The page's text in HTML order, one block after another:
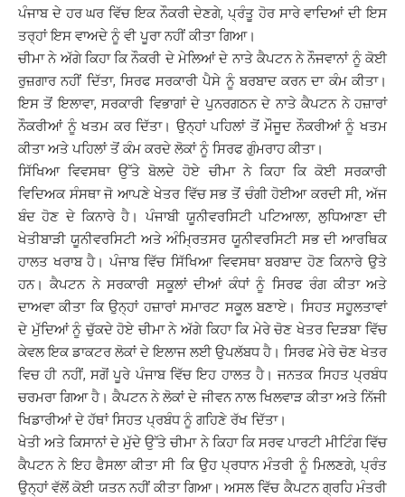
ਪੰਜਾਬ ਦੇ ਹਰ ਘਰ ਵਿੱਚ ਇਕ ਨੌਕਰੀ ਦੇਣਗੇ, ਪ੍ਰੰਤੂ ਹੋਰ ਸਾਰੇ ਵਾਦਿਆਂ ਦੀ ਇਸ
ਤਰ੍ਹਾਂ ਇਸ ਵਾਅਦੇ ਨੂੰ ਵੀ ਪੂਰਾ ਨਹੀਂ ਕੀਤਾ ਗਿਆ।
ਚੀਮਾ ਨੇ ਅੱਗੇ ਕਿਹਾ ਕਿ ਨੌਕਰੀ ਦੇ ਮੇਲਿਆਂ ਦੇ ਨਾਤੇ ਕੈਪਟਨ ਨੇ ਨੌਜਵਾਨਾਂ ਨੂੰ ਕੋਈ
ਰੁਜ਼ਗਾਰ ਨਹੀਂ ਦਿੱਤਾ, ਸਿਰਫ ਸਰਕਾਰੀ ਪੈਸੇ ਨੂੰ ਬਰਬਾਦ ਕਰਨ ਦਾ ਕੰਮ ਕੀਤਾ।
ਇਸ ਤੋਂ ਇਲਾਵਾ, ਸਰਕਾਰੀ ਵਿਭਾਗਾਂ ਦੇ ਪੁਨਰਗਠਨ ਦੇ ਨਾਤੇ ਕੈਪਟਨ ਨੇ ਹਜ਼ਾਰਾਂ
ਨੌਕਰੀਆਂ ਨੂੰ ਖਤਮ ਕਰ ਦਿੱਤਾ। ਉਨ੍ਹਾਂ ਪਹਿਲਾਂ ਤੋਂ ਮੌਜੂਦ ਨੌਕਰੀਆਂ ਨੂੰ ਖਤਮ
ਕੀਤਾ ਅਤੇ ਪਹਿਲਾਂ ਤੋਂ ਕੰਮ ਕਰਦੇ ਲੋਕਾਂ ਨੂੰ ਸਿਰਫ ਗੁੰਮਰਾਹ ਕੀਤਾ।
ਸਿੱਖਿਆ ਵਿਵਸਥਾ ਉੱਤੇ ਬੋਲਦੇ ਹੋਏ ਚੀਮਾ ਨੇ ਕਿਹਾ ਕਿ ਕੋਈ ਸਰਕਾਰੀ
ਵਿਦਿਅਕ ਸੰਸਥਾ ਜੋ ਆਪਣੇ ਖੇਤਰ ਵਿੱਚ ਸਭ ਤੋਂ ਚੰਗੀ ਹੋਈਆ ਕਰਦੀ ਸੀ, ਅੱਜ
ਬੰਦ ਹੋਣ ਦੇ ਕਿਨਾਰੇ ਹੈ। ਪੰਜਾਬੀ ਯੂਨੀਵਰਸਿਟੀ ਪਟਿਆਲਾ, ਲੁਧਿਆਣਾ ਦੀ
ਖੇਤੀਬਾੜੀ ਯੂਨੀਵਰਸਿਟੀ ਅਤੇ ਅੰਮ੍ਰਿਤਸਰ ਯੂਨੀਵਰਸਿਟੀ ਸਭ ਦੀ ਆਰਥਿਕ
ਹਾਲਤ ਖਰਾਬ ਹੈ। ਪੰਜਾਬ ਵਿੱਚ ਸਿੱਖਿਆ ਵਿਵਸਥਾ ਬਰਬਾਦ ਹੋਣ ਕਿਨਾਰੇ ਉਤੇ
ਹਨ। ਕੈਪਟਨ ਨੇ ਸਰਕਾਰੀ ਸਕੂਲਾਂ ਦੀਆਂ ਕੰਧਾਂ ਨੂੰ ਸਿਰਫ ਰੰਗ ਕੀਤਾ ਅਤੇ
ਦਾਅਵਾ ਕੀਤਾ ਕਿ ਉਨ੍ਹਾਂ ਹਜ਼ਾਰਾਂ ਸਮਾਰਟ ਸਕੂਲ ਬਣਾਏ। ਸਿਹਤ ਸਹੂਲਤਾਵਾਂ
ਦੇ ਮੁੱਦਿਆਂ ਨੂੰ ਚੁੱਕਦੇ ਹੋਏ ਚੀਮਾ ਨੇ ਅੱਗੇ ਕਿਹਾ ਕਿ ਮੇਰੇ ਚੋਣ ਖੇਤਰ ਦਿੜਬਾ ਵਿੱਚ
ਕੇਵਲ ਇਕ ਡਾਕਟਰ ਲੋਕਾਂ ਦੇ ਇਲਾਜ ਲਈ ਉਪਲੱਬਧ ਹੈ। ਸਿਰਫ ਮੇਰੇ ਚੋਣ ਖੇਤਰ
ਵਿਚ ਹੀ ਨਹੀਂ, ਸਗੋਂ ਪੂਰੇ ਪੰਜਾਬ ਵਿੱਚ ਇਹ ਹਾਲਤ ਹੈ। ਜਨਤਕ ਸਿਹਤ ਪ੍ਰਬੰਧ
ਚਰਮਰਾ ਗਿਆ ਹੈ। ਕੈਪਟਨ ਨੇ ਲੋਕਾਂ ਦੇ ਜੀਵਨ ਨਾਲ ਖਿਲਵਾੜ ਕੀਤਾ ਅਤੇ ਨਿੱਜੀ
ਖਿਡਾਰੀਆਂ ਦੇ ਹੱਥਾਂ ਸਿਹਤ ਪ੍ਰਬੰਧ ਨੂੰ ਗਹਿਣੇ ਰੱਖ ਦਿੱਤਾ।
ਖੇਤੀ ਅਤੇ ਕਿਸਾਨਾਂ ਦੇ ਮੁੱਦੇ ਉੱਤੇ ਚੀਮਾ ਨੇ ਕਿਹਾ ਕਿ ਸਰਵ ਪਾਰਟੀ ਮੀਟਿੰਗ ਵਿੱਚ
ਕੈਪਟਨ ਨੇ ਇਹ ਫੈਸਲਾ ਕੀਤਾ ਸੀ ਕਿ ਉਹ ਪ੍ਰਧਾਨ ਮੰਤਰੀ ਨੂੰ ਮਿਲਣਗੇ, ਪ੍ਰੰਤ
ਉਨ੍ਹਾਂ ਵੱਲੋਂ ਕੋਈ ਯਤਨ ਨਹੀਂ ਕੀਤਾ ਗਿਆ। ਅਸਲ ਵਿੱਚ ਕੈਪਟਨ ਗ੍ਰਹਿ ਮੰਤਰੀ